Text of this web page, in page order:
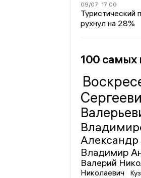
09/07 17:00
Туристический
рухнул на 28%
100 самых
Владимир
Валерий
Николаевич